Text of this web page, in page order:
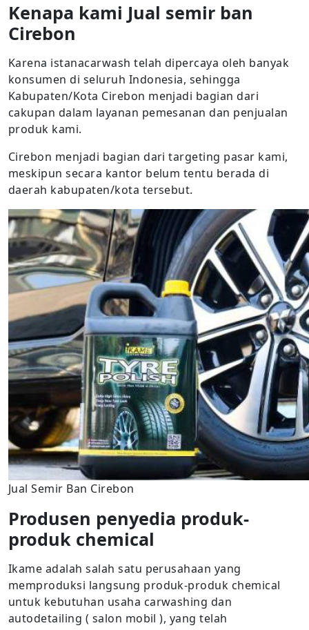
Kenapa kami Jual semir ban
Cirebon
Karena istanacarwash telah dipercaya oleh banyak
konsumen di seluruh Indonesia, sehingga
Kabupaten/Kota Cirebon menjadi bagian dari
cakupan dalam layanan pemesanan dan penjualan
produk kami.
Cirebon menjadi bagian dari targeting pasar kami,
meskipun secara kantor belum tentu berada di
daerah kabupaten/kota tersebut.
Jual Semir Ban Cirebon
Produsen penyedia produk-
produk chemical
Ikame adalah salah satu perusahaan yang
memproduksi langsung produk-produk chemical
untuk kebutuhan usaha carwashing dan
autodetailing ( salon mobil ), yang telah